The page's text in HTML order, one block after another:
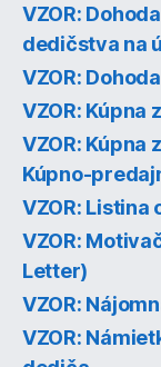
VZOR:
dedičstva na
VZOR:
VZOR: Kúpna
VZOR:
Kúpno-
VZOR:
VZOR:
Letter)
VZOR:
VZOR: